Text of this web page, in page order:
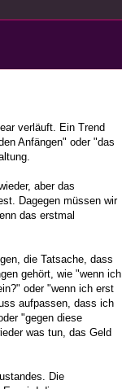
verläuft. Ein Trend
Anfängen" oder "das
aber das
Dagegen müssen wir
das erstmal
die Tatsache, dass
gehört, wie "wenn ich
oder "wenn ich erst
aufpassen, dass ich
"gegen diese
was tun, das Geld
Die